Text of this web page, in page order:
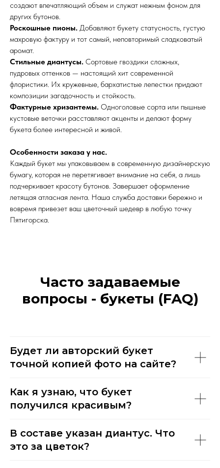
создают впечатляющий объем и служат нежным фоном для
других бутонов.
Роскошные пионы. Добавляют букету статусность, густую
махровую фактуру и тот самый, неповторимый сладковатый
аромат.
Стильные диантусы. Сортовые гвоздики сложных,
пудровых оттенков — настоящий хит современной
флористики. Их кружевные, бархатистые лепестки придают
композиции загадочность и стойкость.
Фактурные хризантемы. Одноголовые сорта или пышные
кустовые веточки расставляют акценты и делают форму
букета более интересной и живой.
Особенности заказа у нас.
Каждый букет мы упаковываем в современную дизайнерскую
бумагу, которая не перетягивает внимание на себя, а лишь
подчеркивает красоту бутонов. Завершает оформление
летящая атласная лента. Наша служба доставки бережно и
вовремя привезет ваш цветочный шедевр в любую точку
Пятигорска.
Часто задаваемые
вопросы - букеты (FAQ)
Будет ли авторский букет
точной копией фото на сайте?
Как я узнаю, что букет
получился красивым?
В составе указан диантус. Что
это за цветок?